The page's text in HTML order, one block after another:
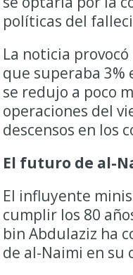
políticas del
La noticia
que superaba 3%
se redujo a poco
operaciones del
descensos en los
El futuro de al-
El influyente
cumplir los 80
bin Abdulaziz ha
de al-Naimi en su